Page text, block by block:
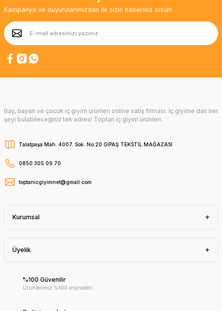
Kampanya ve duyurularımızdan ilk sizin haberiniz olsun!
Bay, bayan ve çocuk iç giyim ürünleri online satış firması. İç giyime dair her
şeyi bulabileceğiniz tek adres! Toptan iç giyim ürünleri.
Talatpaşa Mah. 4007. Sok. No:20 GİPAŞ TEKSTİL MAĞAZASI
0850 305 09 70
toptanicgiyimnet@gmail.com
Kurumsal
Üyelik
%100 Güvenilir
Ürünlerimiz %100 orijinaldir.